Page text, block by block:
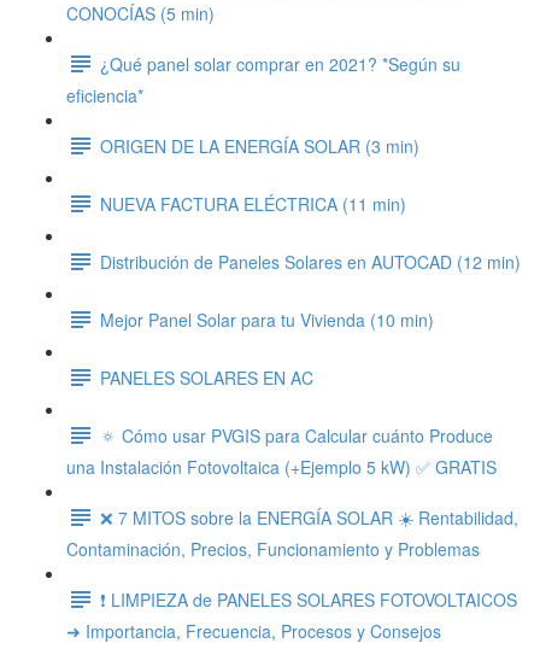
CONOCÍAS (5 min)
¿Qué panel solar comprar en 2021? *Según su
eficiencia*
ORIGEN DE LA ENERGÍA SOLAR (3 min)
NUEVA FACTURA ELÉCTRICA (11 min)
Distribución de Paneles Solares en AUTOCAD (12 min)
Mejor Panel Solar para tu Vivienda (10 min)
PANELES SOLARES EN AC
🔅 Cómo usar PVGIS para Calcular cuánto Produce
una Instalación Fotovoltaica (+Ejemplo 5 kW) ✅ GRATIS
❌ 7 MITOS sobre la ENERGÍA SOLAR ☀️ Rentabilidad,
Contaminación, Precios, Funcionamiento y Problemas
❗ LIMPIEZA de PANELES SOLARES FOTOVOLTAICOS
➜ Importancia, Frecuencia, Procesos y Consejos